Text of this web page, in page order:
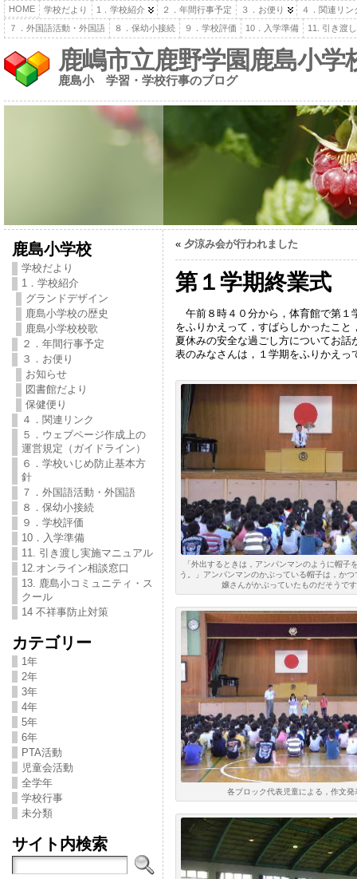
HOME 学校だより 1．学校紹介 ２．年間行事予定 ３．お便り
４．関連リン
７．外国語活動・外国語
８．保幼小接続 ９．学校評価 10．入学準備 11. 引き渡
鹿嶋市立鹿野学園鹿島小学
鹿島小 学習・学校行事のブログ
鹿島小学校
学校だより
1．学校紹介
グランドデザイン
鹿島小学校の歴史
鹿島小学校校歌
２．年間行事予定
３．お便り
お知らせ
図書館だより
保健便り
４．関連リンク
５．ウェブページ作成上の
運営規定（ガイドライン）
６．学校いじめ防止基本方
針
７．外国語活動・外国語
８．保幼小接続
９．学校評価
10．入学準備
11. 引き渡し実施マニュアル
12.オンライン相談窓口
13. 鹿島小コミュニティ・ス
クール
14 不祥事防止対策
カテゴリー
1年
2年
3年
4年
5年
6年
PTA活動
児童会活動
全学年
学校行事
未分類
サイト内検索
« 夕涼み会が行われました
第１学期終業式
午前８時４０分から，体育館で第１
をふりかえって，すばらしかったこ
夏休みの安全な過ごし方についてお
表のみなさんは，１学期をふりかえ
「外出するときは，アンパンマンのように帽子
う。」アンパンマンのかぶっている帽子は，か
嬢さんがかぶっていたものだそうで
各ブロック代表児童による，作文発